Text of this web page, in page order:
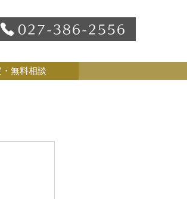
027-386-2556
無料相談